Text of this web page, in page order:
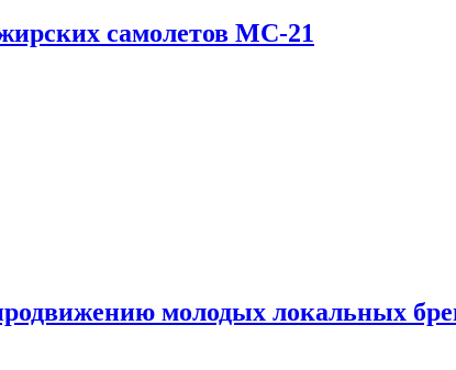
самолетов МС-21
молодых локальных